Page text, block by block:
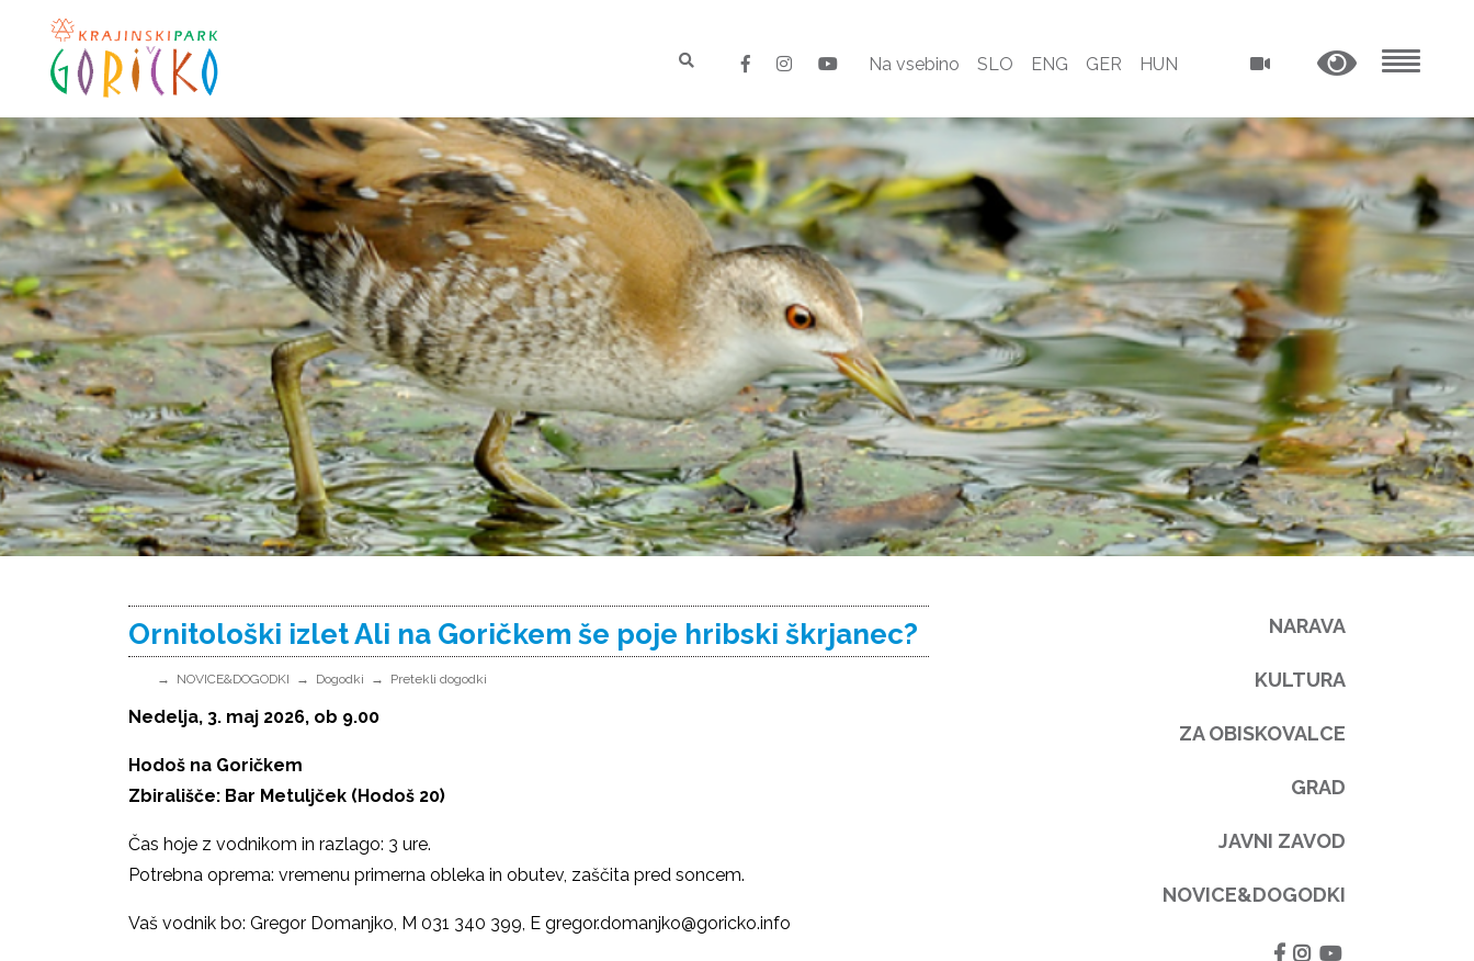
Na vsebino SLO ENG GER HUN
Ornitološki izlet Ali na Goričkem še poje hribski škrjanec?
NOVICE&DOGODKI Dogodki Pretekli dogodki
Nedelja, 3. maj 2026, ob 9.00
Hodoš na Goričkem
Zbirališče: Bar Metuljček (Hodoš 20)
Čas hoje z vodnikom in razlago: 3 ure.
Potrebna oprema: vremenu primerna obleka in obutev, zaščita pred soncem.
Vaš vodnik bo: Gregor Domanjko, M 031 340 399, E gregor.domanjko@goricko.info
NARAVA
KULTURA
ZA OBISKOVALCE
GRAD
JAVNI ZAVOD
NOVICE&DOGODKI